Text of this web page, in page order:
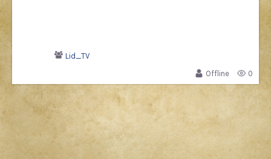
Lid_TV
Offline
0